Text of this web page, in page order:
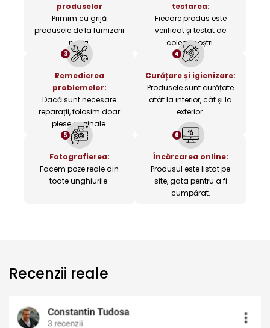
produselor
Primim cu grijă
produsele de la furnizorii
noștri.
testarea:
Fiecare produs este
verificat și testat de
colegii noștri.
3
Remedierea
problemelor:
Dacă sunt necesare
reparații, folosim doar
piese originale.
4
Curățare și igienizare:
Produsele sunt curățate
atât la interior, cât și la
exterior.
5
Fotografierea:
Facem poze reale din
toate unghiurile.
6
Încărcarea online:
Produsul este listat pe
site, gata pentru a fi
cumpărat.
Recenzii reale